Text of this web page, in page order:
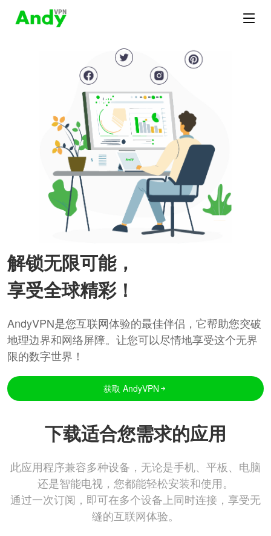
解锁无限可能，
享受全球精彩！
AndyVPN是您互联网体验的最佳伴侣，它帮助您突破
地理边界和网络屏障。让您可以尽情地享受这个无界
限的数字世界！
获取 AndyVPN
下载适合您需求的应用
此应用程序兼容多种设备，无论是手机、平板、电脑
还是智能电视，您都能轻松安装和使用。
通过一次订阅，即可在多个设备上同时连接，享受无
缝的互联网体验。